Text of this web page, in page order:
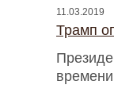
11.03.2019
Трамп
времени